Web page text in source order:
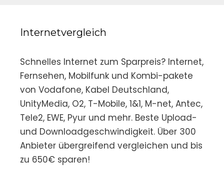
Internetvergleich
Schnelles Internet zum Sparpreis? Internet,
Fernsehen, Mobilfunk und Kombi-pakete
von Vodafone, Kabel Deutschland,
UnityMedia, O2, T-Mobile, 1&1, M-net, Antec,
Tele2, EWE, Pyur und mehr. Beste Upload-
und Downloadgeschwindigkeit. Über 300
Anbieter übergreifend vergleichen und bis
zu 650€ sparen!